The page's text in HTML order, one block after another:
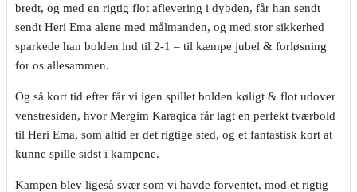
bredt, og med en rigtig flot aflevering i dybden, får han sendt
sendt Heri Ema alene med målmanden, og med stor sikkerhed
sparkede han bolden ind til 2-1 – til kæmpe jubel & forløsning
for os allesammen.
Og så kort tid efter får vi igen spillet bolden køligt & flot udover
venstresiden, hvor Mergim Karaqica får lagt en perfekt tværbold
til Heri Ema, som altid er det rigtige sted, og et fantastisk kort at
kunne spille sidst i kampene.
Kampen blev ligeså svær som vi havde forventet, mod et rigtig